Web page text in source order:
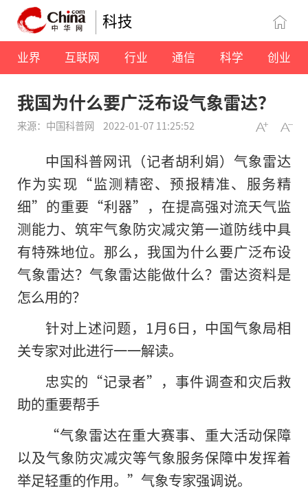
科技
业界 互联网 行业 通信 科学 创业
我国为什么要广泛布设气象雷达？
来源：中国科普网 2022-01-07 11:25:52
中国科普网讯（记者胡利娟）气象雷达
作为实现“监测精密、预报精准、服务精
细”的重要“利器”，在提高强对流天气监
测能力、筑牢气象防灾减灾第一道防线中具
有特殊地位。那么，我国为什么要广泛布设
气象雷达？气象雷达能做什么？雷达资料是
怎么用的？
针对上述问题，1月6日，中国气象局相
关专家对此进行一一解读。
忠实的“记录者”，事件调查和灾后救
助的重要帮手
“气象雷达在重大赛事、重大活动保障
以及气象防灾减灾等气象服务保障中发挥着
举足轻重的作用。”气象专家强调说。